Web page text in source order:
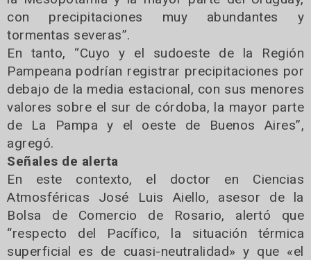
con precipitaciones muy abundantes y
tormentas severas”.
En tanto, “Cuyo y el sudoeste de la Región
Pampeana podrían registrar precipitaciones por
debajo de la media estacional, con sus menores
valores sobre el sur de córdoba, la mayor parte
de La Pampa y el oeste de Buenos Aires”,
agregó.
Señales de alerta
En este contexto, el doctor en Ciencias
Atmosféricas José Luis Aiello, asesor de la
Bolsa de Comercio de Rosario, alertó que
“respecto del Pacífico, la situación térmica
superficial es de cuasi-neutralidad» y que «el